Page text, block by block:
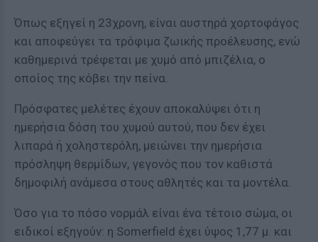
Όπως εξηγεί η 23χρονη, είναι αυστηρά χορτοφάγος
και αποφεύγει τα τρόφιμα ζωικής προέλευσης, ενώ
καθημερινά τρέφεται με χυμό από μπιζέλια, ο
οποίος της κόβει την πείνα.
Πρόσφατες μελέτες έχουν αποκαλύψει ότι η
ημερήσια δόση του χυμού αυτού, που δεν έχει
λιπαρά ή χοληστερόλη, μειώνει την ημερήσια
πρόσληψη θερμίδων, γεγονός που τον καθιστά
δημοφιλή ανάμεσα στους αθλητές και τα μοντέλα.
Όσο για το πόσο νορμάλ είναι ένα τέτοιο σώμα, οι
ειδικοί εξηγούν: η Somerfield έχει ύψος 1,77 μ. και